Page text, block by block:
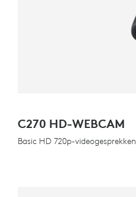
C270 HD-WEBCAM
Basic HD 720p-videogesprekken